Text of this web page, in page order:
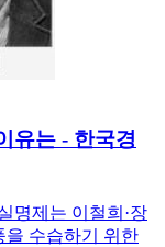
유는 - 한국경
명제는 이철희·장
을 수습하기 위한